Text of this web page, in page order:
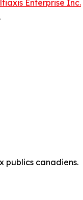
Enterprise Inc.
publics canadiens.